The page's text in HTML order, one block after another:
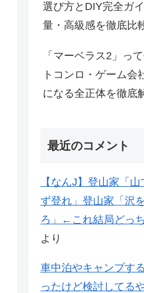
選び方とDIY完全ガ
量・高級感を徹底比
「マーベラス2」っ
トコンロ・ゲーム
になる全正体を徹底
最近のコメント
【なんJ】登山家「
ず登れ」登山家「沢
ろ」←これ結局どっ
より
車中泊やキャンプす
ったけど検討してる